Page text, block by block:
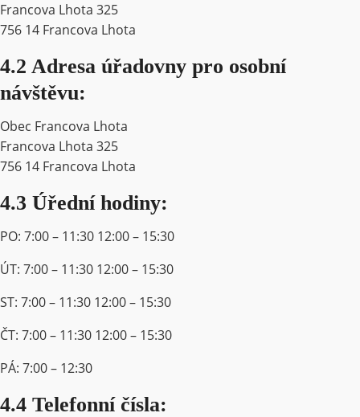
Francova Lhota 325
756 14 Francova Lhota
4.2 Adresa úřadovny pro osobní
návštěvu:
Obec Francova Lhota
Francova Lhota 325
756 14 Francova Lhota
4.3 Úřední hodiny:
PO: 7:00 – 11:30 12:00 – 15:30
ÚT: 7:00 – 11:30 12:00 – 15:30
ST: 7:00 – 11:30 12:00 – 15:30
ČT: 7:00 – 11:30 12:00 – 15:30
PÁ: 7:00 – 12:30
4.4 Telefonní čísla: